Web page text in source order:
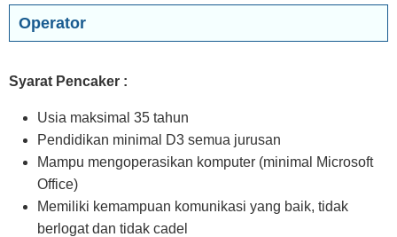
Operator
Syarat Pencaker :
Usia maksimal 35 tahun
Pendidikan minimal D3 semua jurusan
Mampu mengoperasikan komputer (minimal Microsoft
Office)
Memiliki kemampuan komunikasi yang baik, tidak
berlogat dan tidak cadel